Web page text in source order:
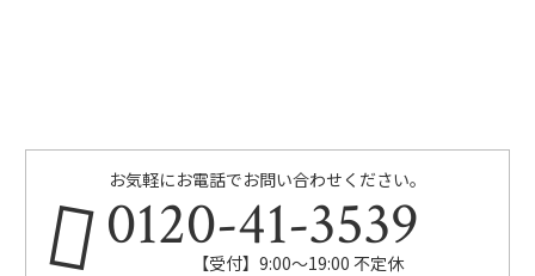
お気軽にお電話でお問い合わせください。
0120-41-3539
【受付】9:00～19:00 不定休